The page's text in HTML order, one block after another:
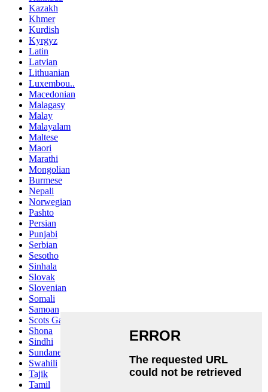
Kazakh
Khmer
Kurdish
Kyrgyz
Latin
Latvian
Lithuanian
Luxembou..
Macedonian
Malagasy
Malay
Malayalam
Maltese
Maori
Marathi
Mongolian
Burmese
Nepali
Norwegian
Pashto
Persian
Punjabi
Serbian
Sesotho
Sinhala
Slovak
Slovenian
Somali
Samoan
Scots Gaelic
Shona
Sindhi
Sundanese
Swahili
Tajik
Tamil